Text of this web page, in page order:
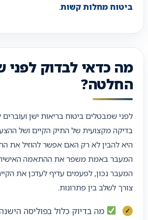
ביטוח מחלות קשות.
מה כדאי לבדוק
החלטה?
לפני שמבטלים ביטוח בריאות ישן
בדיקה מקצועית של התיק הקיים ושל
היא להבין לא רק האם אפשר להוזיל את
המעבר באמת משפר את ההתאמה
המעבר נכון, לפעמים עדיף לעדכן את
צורך לשלב בין פתרונות.
מה בדיוק כלול בפוליסה